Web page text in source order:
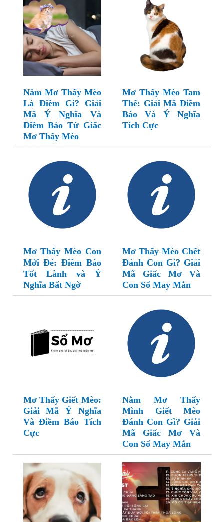
Nằm Mơ Thấy Mèo
Là Điềm Gì? Giải
Mã Ý Nghĩa Và
Điềm Báo Từ Giấc
Mơ Thấy Mèo
Mơ Thấy Mèo Tam
Thể: Giải Mã Điềm
Báo Và Ý Nghĩa
Tích Cực
Mơ Thấy Mèo Con
Mới Đẻ: Điềm Báo
Tốt Lành và Ý
Nghĩa Bất Ngờ
Mơ Thấy Mèo Chết
Đánh Con Gì? Giải
Mã Giấc Mơ Và
Con Số May Mắn
Mơ Thấy Giết Mèo:
Giải Mã Ý Nghĩa
Và Điềm Báo Tích
Cực
Nằm Mơ Thấy
Mình Giết Mèo
Đánh Con Gì? Giải
Mã Giấc Mơ Và
Con Số May Mắn